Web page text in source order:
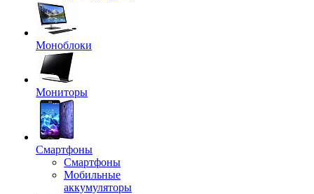
Моноблоки
Мониторы
Смартфоны
Смартфоны
Мобильные
аккумуляторы